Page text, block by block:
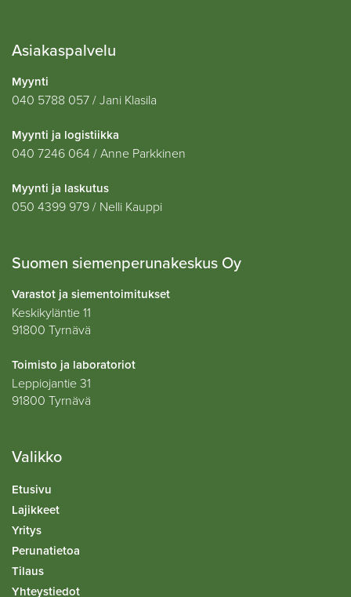
Asiakaspalvelu
Myynti
040 5788 057 / Jani Klasila
Myynti ja logistiikka
040 7246 064 / Anne Parkkinen
Myynti ja laskutus
050 4399 979 / Nelli Kauppi
Suomen siemenperunakeskus Oy
Varastot ja siementoimitukset
Keskikyläntie 11
91800 Tyrnävä
Toimisto ja laboratoriot
Leppiojantie 31
91800 Tyrnävä
Valikko
Etusivu
Lajikkeet
Yritys
Perunatietoa
Tilaus
Yhteystiedot